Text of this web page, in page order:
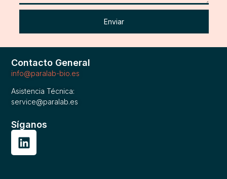
Enviar
Contacto General
info@paralab-bio.es
Asistencia Técnica:
service@paralab.es
Síganos